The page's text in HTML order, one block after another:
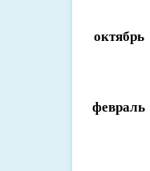
октябрь
февраль